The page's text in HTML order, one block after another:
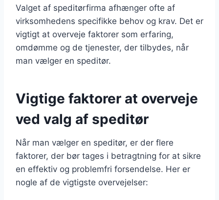
Valget af speditørfirma afhænger ofte af
virksomhedens specifikke behov og krav. Det er
vigtigt at overveje faktorer som erfaring,
omdømme og de tjenester, der tilbydes, når
man vælger en speditør.
Vigtige faktorer at overveje
ved valg af speditør
Når man vælger en speditør, er der flere
faktorer, der bør tages i betragtning for at sikre
en effektiv og problemfri forsendelse. Her er
nogle af de vigtigste overvejelser: